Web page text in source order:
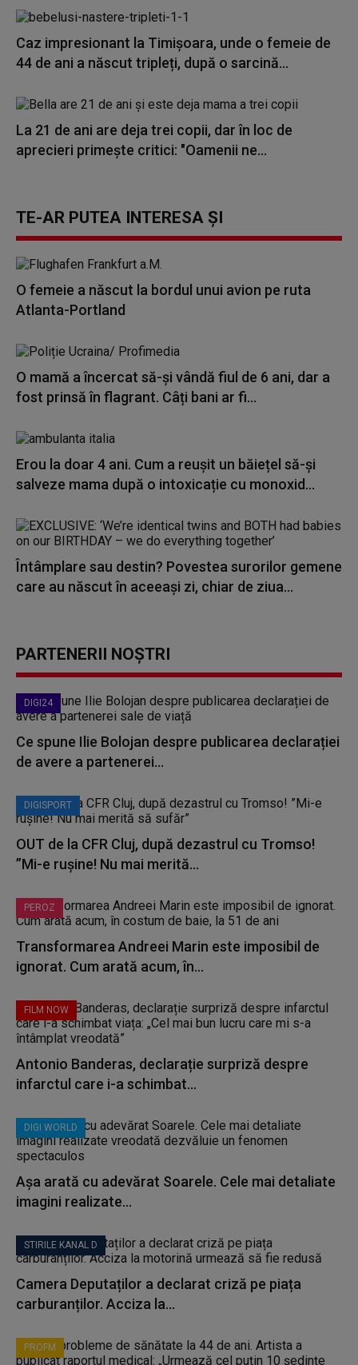
Caz impresionant la Timișoara, unde o femeie de
44 de ani a născut tripleți, după o sarcină...
La 21 de ani are deja trei copii, dar în loc de
aprecieri primește critici: "Oamenii ne...
TE-AR PUTEA INTERESA ȘI
O femeie a născut la bordul unui avion pe ruta
Atlanta-Portland
O mamă a încercat să-și vândă fiul de 6 ani, dar a
fost prinsă în flagrant. Câți bani ar fi...
Erou la doar 4 ani. Cum a reușit un băiețel să-și
salveze mama după o intoxicație cu monoxid...
Întâmplare sau destin? Povestea surorilor gemene
care au născut în aceeași zi, chiar de ziua...
PARTENERII NOȘTRI
DIGI24
Ce spune Ilie Bolojan despre publicarea declarației
de avere a partenerei...
DIGISPORT
OUT de la CFR Cluj, după dezastrul cu Tromso!
”Mi-e rușine! Nu mai merită...
PEROZ
Transformarea Andreei Marin este imposibil de
ignorat. Cum arată acum, în...
FILM NOW
Antonio Banderas, declarație surpriză despre
infarctul care i-a schimbat...
DIGI WORLD
Așa arată cu adevărat Soarele. Cele mai detaliate
imagini realizate...
STIRILE KANAL D
Camera Deputaților a declarat criză pe piața
carburanților. Acciza la...
PROFM